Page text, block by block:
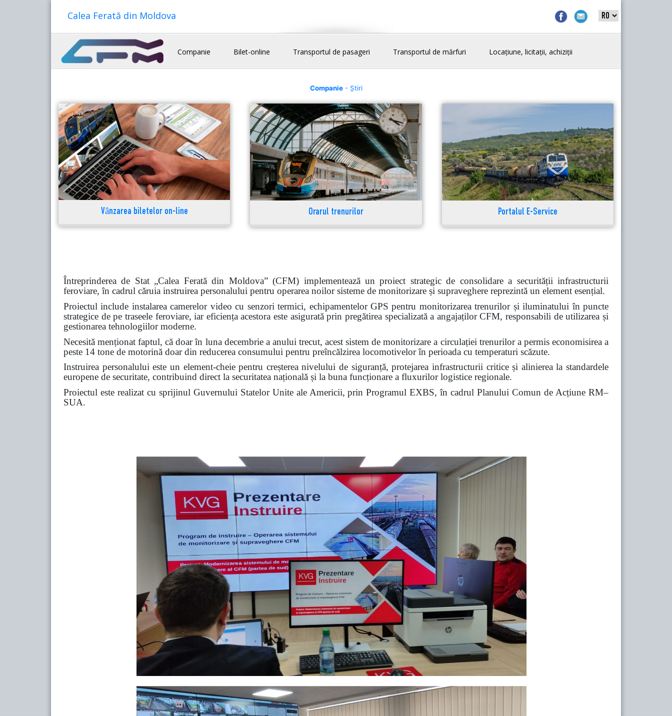
Calea Ferată din Moldova
Companie Bilet-online Transportul de pasageri Transportul de mărfuri Locațiune, licitații, achiziții
Companie- Știri
Vânzarea biletelor on-line Orarul trenurilor Portalul E-Service
Întreprinderea de Stat „Calea Ferată din Moldova” (CFM) implementează un proiect strategic de consolidare a securității infrastructurii
feroviare, în cadrul căruia instruirea personalului pentru operarea noilor sisteme de monitorizare și supraveghere reprezintă un element esențial.
Proiectul include instalarea camerelor video cu senzori termici, echipamentelor GPS pentru monitorizarea trenurilor și iluminatului în puncte
strategice de pe traseele feroviare, iar eficiența acestora este asigurată prin pregătirea specializată a angajaților CFM, responsabili de utilizarea și
gestionarea tehnologiilor moderne.
Necesită menționat faptul, că doar în luna decembrie a anului trecut, acest sistem de monitorizare a circulației trenurilor a permis economisirea a
peste 14 tone de motorină doar din reducerea consumului pentru preîncălzirea locomotivelor în perioada cu temperaturi scăzute.
Instruirea personalului este un element-cheie pentru creșterea nivelului de siguranță, protejarea infrastructurii critice și alinierea la standardele
europene de securitate, contribuind direct la securitatea națională și la buna funcționare a fluxurilor logistice regionale.
Proiectul este realizat cu sprijinul Guvernului Statelor Unite ale Americii, prin Programul EXBS, în cadrul Planului Comun de Acțiune RM–
SUA.